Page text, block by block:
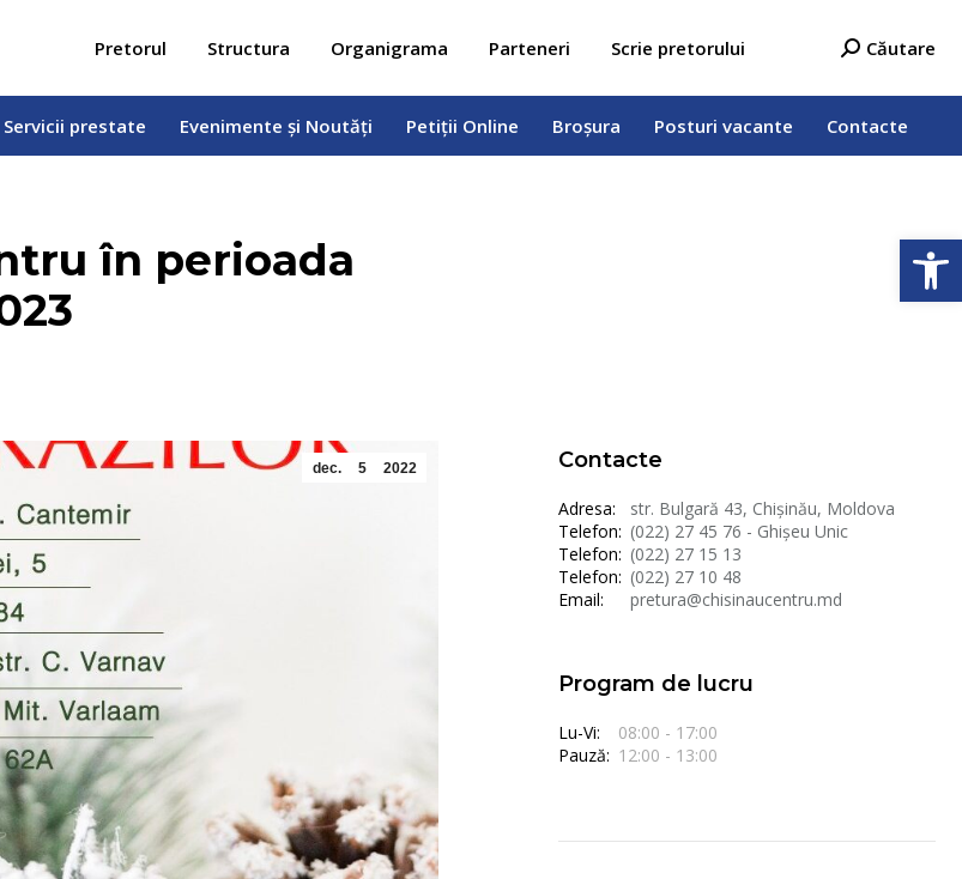
Pretorul Structura Organigrama Parteneri Scrie pretorului Search:
Căutare
Servicii prestate Evenimente și Noutăți Petiții Online Broșura Posturi vacante Contacte
în perioada
dec. 5 2022 Contacte
Adresa:
str. Bulgară 43, Chișinău, Moldova
Telefon: (022) 27 45 76 - Ghișeu Unic
Telefon: (022) 27 15 13
Telefon: (022) 27 10 48
Email:
pretura@chisinaucentru.md
Program de lucru
Lu-Vi:
08:00 - 17:00
Pauză: 12:00 - 13:00
Servicii prestate Evenimente și Noutăți Petiții Online Broșura Posturi vacante Contacte